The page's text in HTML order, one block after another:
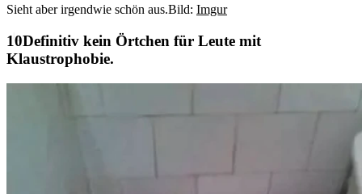
Sieht aber irgendwie schön aus.Bild: Imgur
Definitiv kein Örtchen für Leute mit
Klaustrophobie.